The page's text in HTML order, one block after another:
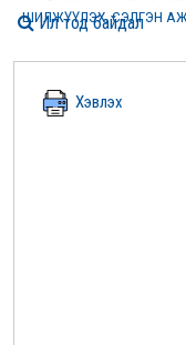
ШИЛЖҮҮЛЭХ, СЭЛГЭН
Хэвлэх
Ил тод байдал